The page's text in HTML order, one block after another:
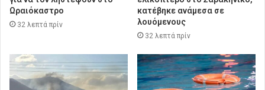
Ωραιόκαστρο
32 λεπτά πρίν
κατέβηκε ανάμεσα σε
λουόμενους
32 λεπτά πρίν